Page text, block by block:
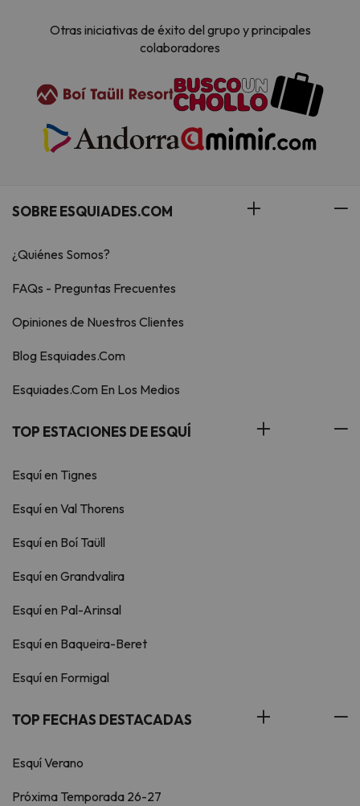
Otras iniciativas de éxito del grupo y principales
colaboradores
SOBRE ESQUIADES.COM
¿Quiénes Somos?
FAQs - Preguntas Frecuentes
Opiniones de Nuestros Clientes
Blog Esquiades.Com
Esquiades.Com En Los Medios
TOP ESTACIONES DE ESQUÍ
Esquí en Tignes
Esquí en Val Thorens
Esquí en Boí Taüll
Esquí en Grandvalira
Esquí en Pal-Arinsal
Esquí en Baqueira-Beret
Esquí en Formigal
TOP FECHAS DESTACADAS
Esquí Verano
Próxima Temporada 26-27